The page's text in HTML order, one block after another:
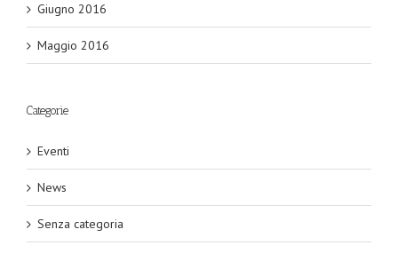
Giugno 2016
Maggio 2016
Categorie
Eventi
News
Senza categoria